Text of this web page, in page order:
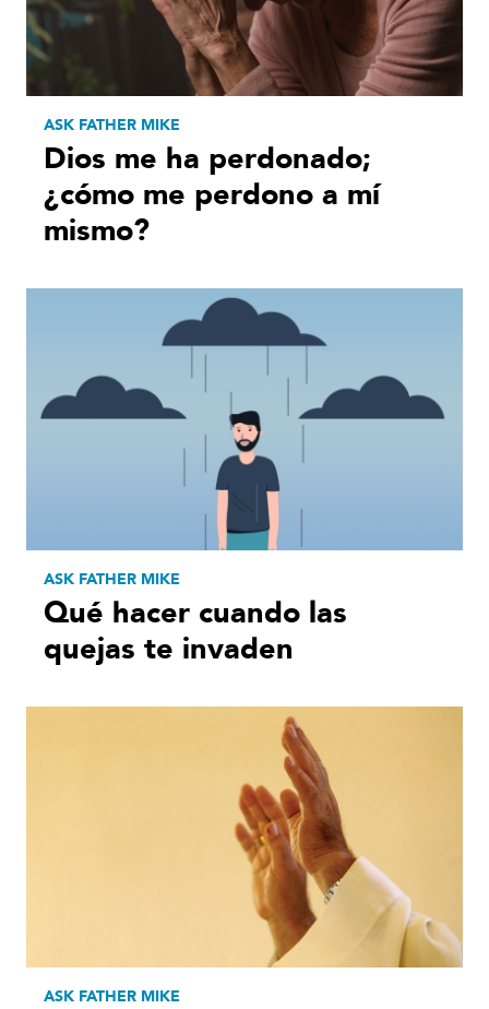
ASK FATHER MIKE
Dios me ha perdonado;
¿cómo me perdono a mí
mismo?
ASK FATHER MIKE
Qué hacer cuando las
quejas te invaden
ASK FATHER MIKE